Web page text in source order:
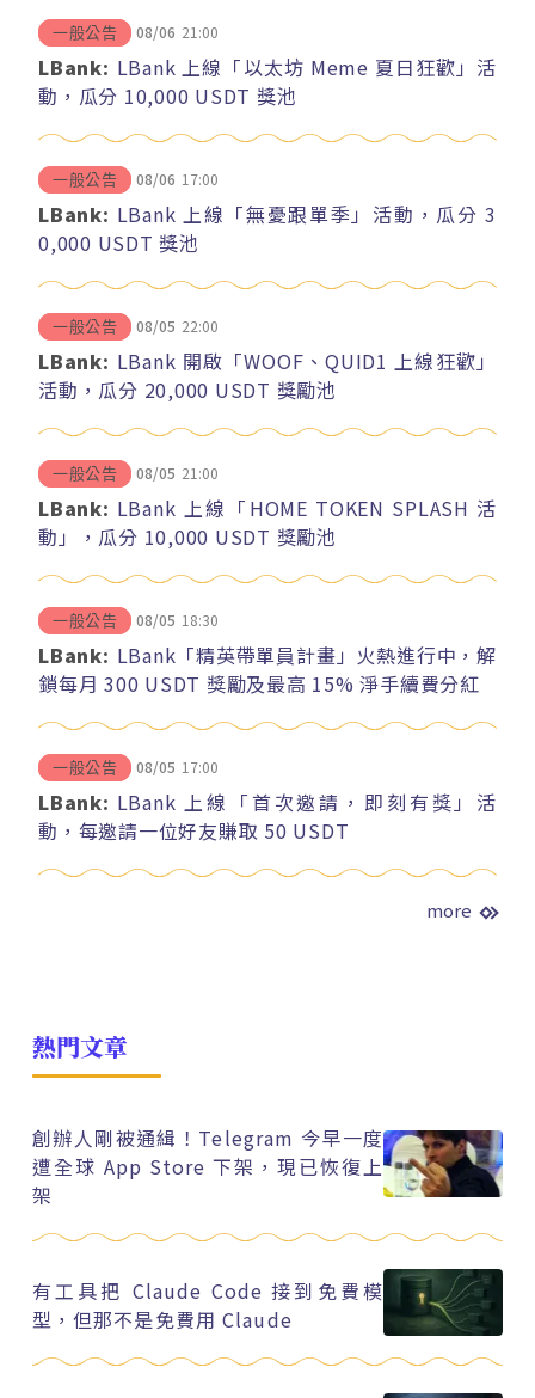
一般公告 08/06 21:00
LBank: LBank 上線「以太坊 Meme 夏日狂歡」活
動，瓜分 10,000 USDT 獎池
一般公告 08/06 17:00
LBank: LBank 上線「無憂跟單季」活動，瓜分 3
0,000 USDT 獎池
一般公告 08/05 22:00
LBank: LBank 開啟「WOOF、QUID1 上線狂歡」
活動，瓜分 20,000 USDT 獎勵池
一般公告 08/05 21:00
LBank: LBank 上線「HOME TOKEN SPLASH 活
動」，瓜分 10,000 USDT 獎勵池
一般公告 08/05 18:30
LBank: LBank「精英帶單員計畫」火熱進行中，解
鎖每月 300 USDT 獎勵及最高 15% 淨手續費分紅
一般公告 08/05 17:00
LBank: LBank 上線「首次邀請，即刻有獎」活
動，每邀請一位好友賺取 50 USDT
more
熱門文章
創辦人剛被通緝！Telegram 今早一度
遭全球 App Store 下架，現已恢復上
架
有工具把 Claude Code 接到免費模
型，但那不是免費用 Claude